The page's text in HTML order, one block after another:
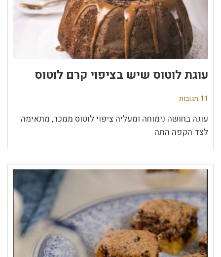
עוגת לוטוס שיש בציפוי קרם לוטוס
11 תגובות
עוגה בחושה נימוחה ומעליה ציפוי לוטוס ממכר, מתאימה
לצד הקפה התה